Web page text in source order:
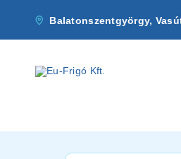
Balatonszentgyörgy,